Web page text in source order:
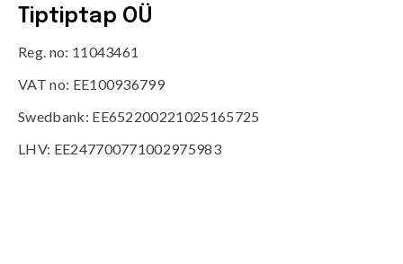
Tiptiptap OÜ
Reg. no: 11043461
VAT no: EE100936799
Swedbank: EE652200221025165725
LHV: EE247700771002975983